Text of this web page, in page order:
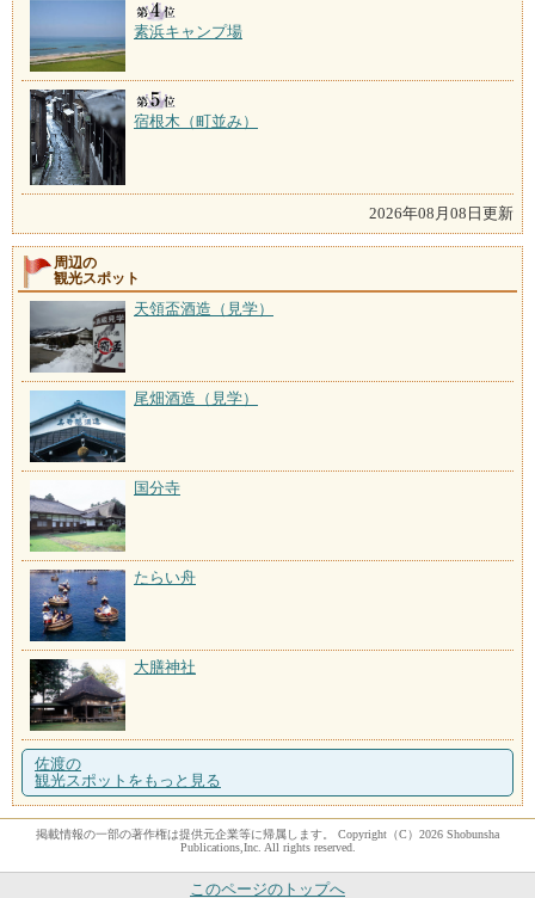
素浜キャンプ場
宿根木（町並み）
2026年08月08日更新
周辺の
観光スポット
天領盃酒造（見学）
尾畑酒造（見学）
国分寺
たらい舟
大膳神社
佐渡の
観光スポットをもっと見る
掲載情報の一部の著作権は提供元企業等に帰属します。 Copyright（C）2026 Shobunsha
Publications,Inc. All rights reserved.
このページのトップへ